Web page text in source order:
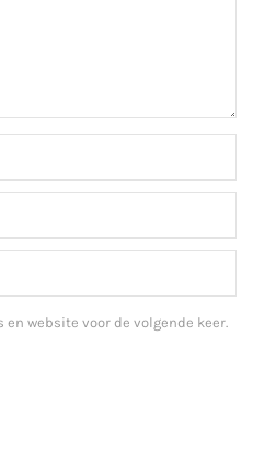
website voor de volgende keer.